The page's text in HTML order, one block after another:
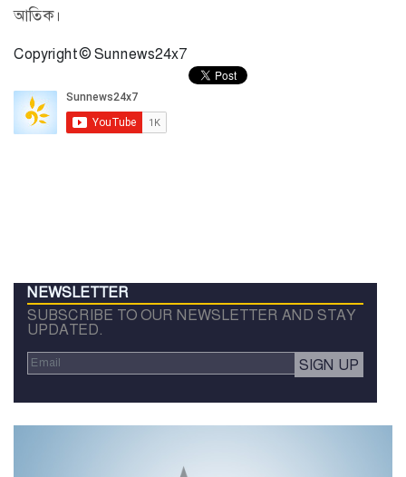
আতিক।
Copyright © Sunnews24x7
NEWSLETTER
SUBSCRIBE TO OUR NEWSLETTER AND STAY
UPDATED.